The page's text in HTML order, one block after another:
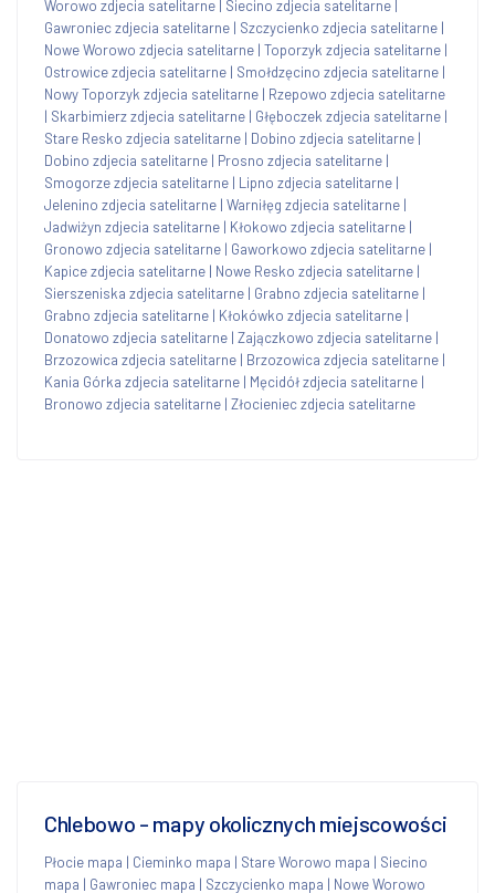
Worowo zdjecia satelitarne Siecino zdjecia satelitarne
Gawroniec zdjecia satelitarne | Szczycienko zdjecia satelitarne |
Nowe Worowo zdjecia satelitarne | Toporzyk zdjecia satelitarne |
Ostrowice zdjecia satelitarne | Smołdzęcino zdjecia satelitarne |
Nowy Toporzyk zdjecia satelitarne | Rzepowo zdjecia satelitarne
| Skarbimierz zdjecia satelitarne | Głęboczek zdjecia satelitarne |
Stare Resko zdjecia satelitarne | Dobino zdjecia satelitarne |
Dobino zdjecia satelitarne | Prosno zdjecia satelitarne |
Smogorze zdjecia satelitarne | Lipno zdjecia satelitarne |
Jelenino zdjecia satelitarne | Warniłęg zdjecia satelitarne |
Jadwiżyn zdjecia satelitarne | Kłokowo zdjecia satelitarne |
Gronowo zdjecia satelitarne | Gaworkowo zdjecia satelitarne |
Kapice zdjecia satelitarne | Nowe Resko zdjecia satelitarne |
Sierszeniska zdjecia satelitarne | Grabno zdjecia satelitarne |
Grabno zdjecia satelitarne | Kłokówko zdjecia satelitarne |
Donatowo zdjecia satelitarne | Zajączkowo zdjecia satelitarne |
Brzozowica zdjecia satelitarne | Brzozowica zdjecia satelitarne |
Kania Górka zdjecia satelitarne | Męcidół zdjecia satelitarne |
Bronowo zdjecia satelitarne | Złocieniec zdjecia satelitarne
Chlebowo - mapy okolicznych miejscowości
Płocie mapa | Cieminko mapa | Stare Worowo mapa | Siecino
mapa | Gawroniec mapa | Szczycienko mapa | Nowe Worowo